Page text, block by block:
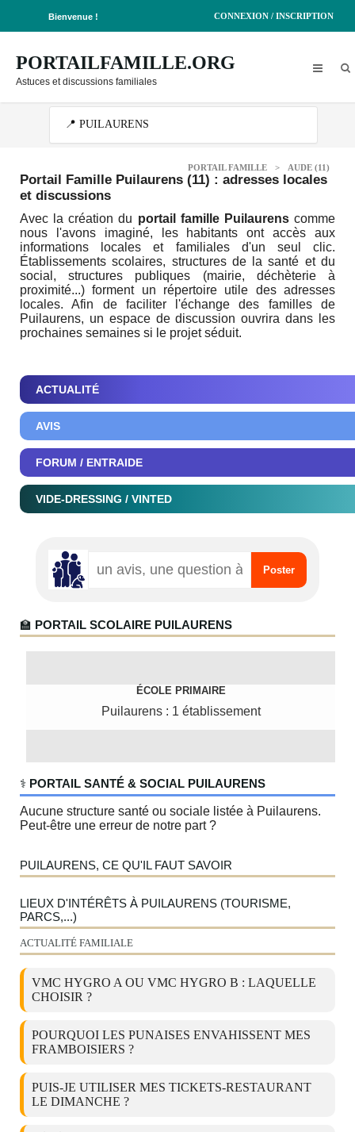
Bienvenue ! CONNEXION / INSCRIPTION
PORTAILFAMILLE.ORG
Astuces et discussions familiales
PORTAIL FAMILLE > AUDE (11)
Portail Famille Puilaurens (11) : adresses locales
et discussions
Avec la création du portail famille Puilaurenscomme
nous l'avons imaginé, les habitants ont accès aux
informations locales et familiales d'un seul clic.
Établissements scolaires, structures de la santé et du
social, structures publiques (mairie, déchèterie à
proximité...) forment un répertoire utile des adresses
locales. Afin de faciliter l'échange des familles de
Puilaurens, un espace de discussion ouvrira dans les
prochaines semaines si le projet séduit.
ACTUALITÉ
AVIS
FORUM / ENTRAIDE
VIDE-DRESSING / VINTED
🏫 PORTAIL SCOLAIRE PUILAURENS
ÉCOLE PRIMAIRE
Puilaurens : 1 établissement
‍⚕️ PORTAIL SANTÉ & SOCIAL PUILAURENS
Aucune structure santé ou sociale listée à Puilaurens.
Peut-être une erreur de notre part ?
PUILAURENS, CE QU'IL FAUT SAVOIR
LIEUX D'INTÉRÊTS À PUILAURENS (TOURISME,
PARCS,...)
ACTUALITÉ FAMILIALE
VMC HYGRO A OU VMC HYGRO B : LAQUELLE
CHOISIR ?
POURQUOI LES PUNAISES ENVAHISSENT MES
FRAMBOISIERS ?
PUIS-JE UTILISER MES TICKETS-RESTAURANT
LE DIMANCHE ?